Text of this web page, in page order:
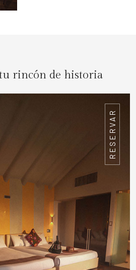
rincón de historia
RESERVAR